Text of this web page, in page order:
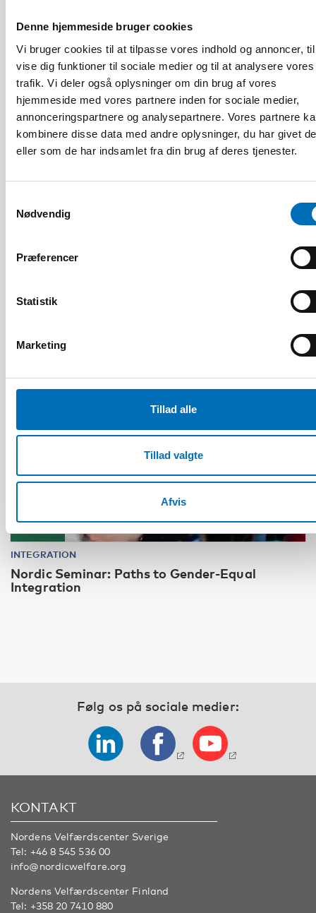
Denne hjemmeside bruger cookies
Vi bruger cookies til at tilpasse vores indhold og annoncer,
vise dig funktioner til sociale medier og til at analysere vores
trafik. Vi deler også oplysninger om din brug af vores
hjemmeside med vores partnere inden for sociale medier,
annonceringspartnere og analysepartnere. Vores partnere
kombinere disse data med andre oplysninger, du har givet
eller som de har indsamlet fra din brug af deres tjenester.
Nødvendig
Præferencer
Statistik
Marketing
Tillad alle
Tillad valgte
Afvis
5 feb 2024
alcohol and substance use problems in the
Nordic countries
INTEGRATION
Nordic Seminar: Paths to Gender-Equal
Integration
Følg os på sociale medier:
KONTAKT
Nordens Velfærdscenter Sverige
Tel: +46 8 545 536 00
info@nordicwelfare.org
Nordens Velfærdscenter Finland
Tel: +358 20 7410 880